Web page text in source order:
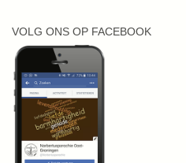
VOLG ONS OP FACEBOOK